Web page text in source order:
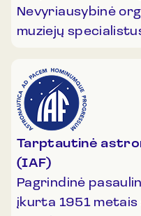
Nevyriausybinė
muziejų
Tarptautinė
(IAF)
Pagrindinė
įkurta 1951